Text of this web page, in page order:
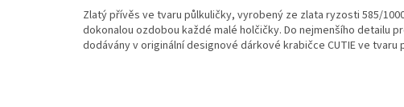
Zlatý přívěs ve tvaru půlkuličky, vyrobený ze zlata ryzosti 585/
dokonalou ozdobou každé malé holčičky. Do nejmenšího detailu
dodávány v originální designové dárkové krabičce CUTIE ve tvaru